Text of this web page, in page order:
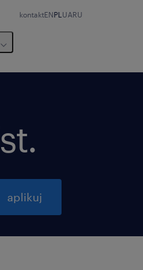
kontaktENPL UARU
aplikuj